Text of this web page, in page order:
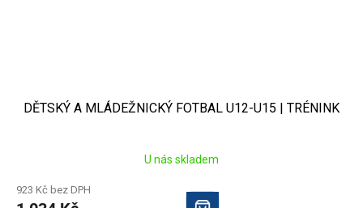
DĚTSKÝ A MLÁDEŽNICKÝ FOTBAL U12-U15 | TRÉNINK
U nás skladem
923 Kč bez DPH